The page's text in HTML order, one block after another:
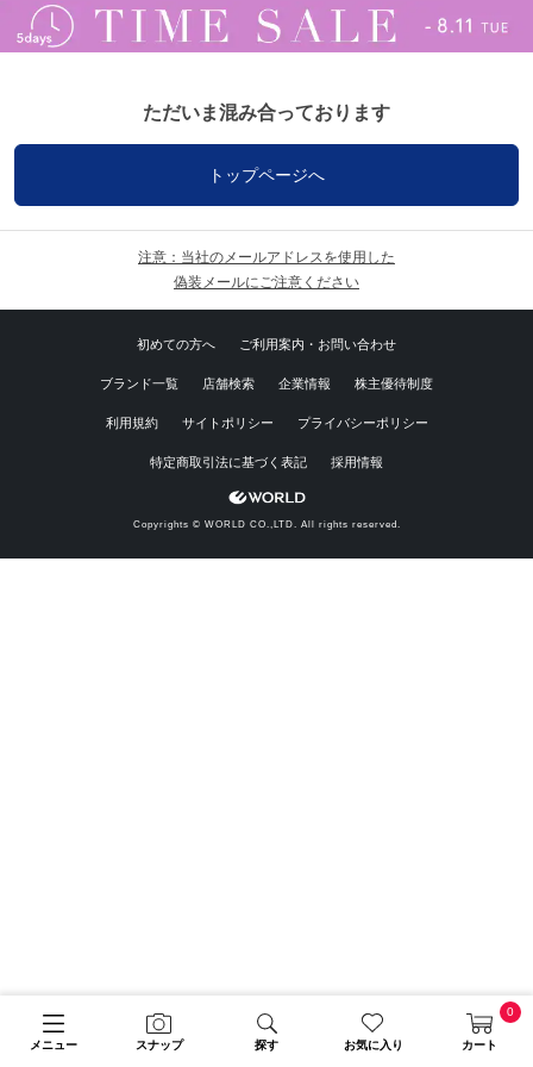
メニュー スナップ 探す お気に入り カート
0
ただいま混み合っております
トップページへ
注意：当社のメールアドレスを使用した
偽装メールにご注意ください
初めての方へ ご利用案内・お問い合わせ
ブランド一覧 店舗検索 企業情報 株主優待制度
利用規約 サイトポリシー プライバシーポリシー
特定商取引法に基づく表記 採用情報
Copyrights © WORLD CO.,LTD. All rights reserved.